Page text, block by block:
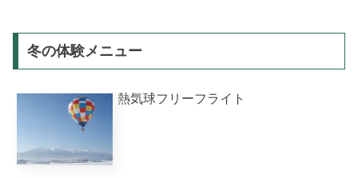
冬の体験メニュー
熱気球フリーフライト